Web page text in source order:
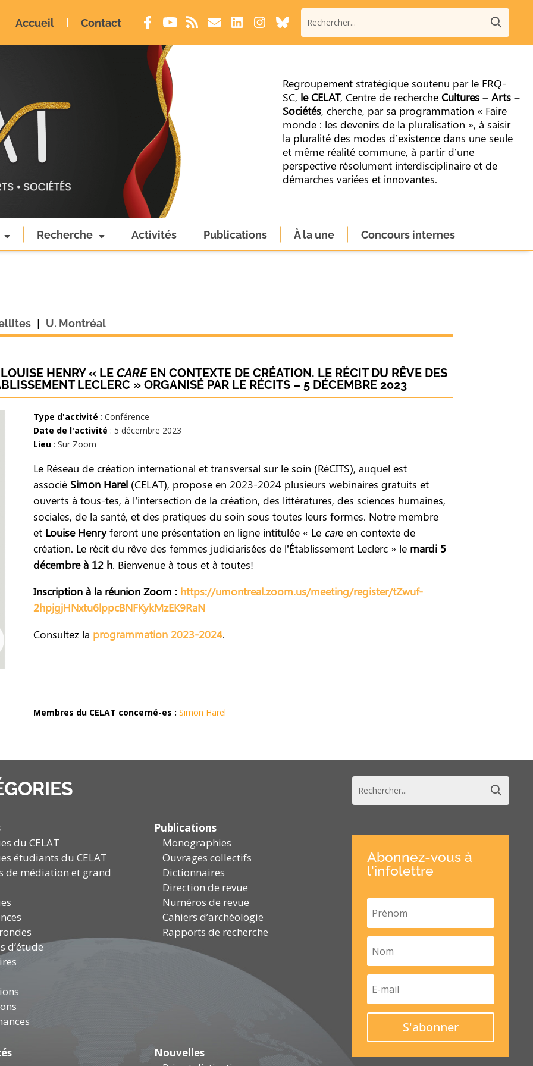
Accueil Contact
Regroupement stratégique soutenu par le FRQ-
SC, le CELAT, Centre de recherche Cultures – Arts –
Sociétés, cherche, par sa programmation « Faire
monde : les devenirs de la pluralisation », à saisir
la pluralité des modes d’existence dans une seule
et même réalité commune, à partir d’une
perspective résolument interdisciplinaire et de
démarches variées et innovantes.
Recherche Activités Publications À la une Concours internes
| U. Montréal
HENRY « LECAREEN CONTEXTE DE CRÉATION. LE RÉCIT DU RÊVE DES
LECLERC » ORGANISÉ PAR LE RÉCITS – 5 DÉCEMBRE 2023
Type d'activité : Conférence
Date de l'activité : 5 décembre 2023
Lieu: Sur Zoom
Le Réseau de création international et transversal sur le soin (RéCITS), auquel est
associé Simon Harel (CELAT), propose en 2023-2024 plusieurs webinaires gratuits et
ouverts à tous-tes, à l’intersection de la création, des littératures, des sciences humaines,
sociales, de la santé, et des pratiques du soin sous toutes leurs formes. Notre membre
et Louise Henryferont une présentation en ligne intitulée « Le care en contexte de
création. Le récit du rêve des femmes judiciarisées de l’Établissement Leclerc » le mardi 5
décembre à 12 h. Bienvenue à tous et à toutes!
Inscription à la réunion Zoom : https://umontreal.zoom.us/meeting/register/tZwuf-
2hpjgjHNxtu6lppcBNFKykMzEK9RaN
Consultez la programmation 2023-2024.
Membres du CELAT concerné-es : Simon Harel
du CELAT
étudiants du CELAT
de médiation et grand
d’étude
Publications
Monographies
Ouvrages collectifs
Dictionnaires
Direction de revue
Numéros de revue
Cahiers d’archéologie
Rapports de recherche
Nouvelles
Abonnez-vous à
l'infolettre
S'abonner